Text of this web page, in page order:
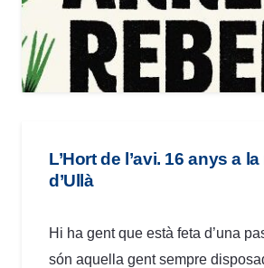
L’Hort de l’avi. 16 anys a
d’Ullà
Hi ha gent que està feta d’una
són aquella gent sempre